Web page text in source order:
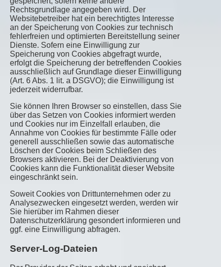
Rechtsgrundlage angegeben wird. Der
Websitebetreiber hat ein berechtigtes Interesse
an der Speicherung von Cookies zur technisch
fehlerfreien und optimierten Bereitstellung seiner
Dienste. Sofern eine Einwilligung zur
Speicherung von Cookies abgefragt wurde,
erfolgt die Speicherung der betreffenden Cookies
ausschließlich auf Grundlage dieser Einwilligung
(Art. 6 Abs. 1 lit. a DSGVO); die Einwilligung ist
jederzeit widerrufbar.
Sie können Ihren Browser so einstellen, dass Sie
über das Setzen von Cookies informiert werden
und Cookies nur im Einzelfall erlauben, die
Annahme von Cookies für bestimmte Fälle oder
generell ausschließen sowie das automatische
Löschen der Cookies beim Schließen des
Browsers aktivieren. Bei der Deaktivierung von
Cookies kann die Funktionalität dieser Website
eingeschränkt sein.
Soweit Cookies von Drittunternehmen oder zu
Analysezwecken eingesetzt werden, werden wir
Sie hierüber im Rahmen dieser
Datenschutzerklärung gesondert informieren und
ggf. eine Einwilligung abfragen.
Server-Log-Dateien